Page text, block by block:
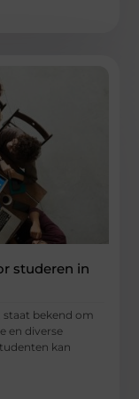
studeren in
bekend om
en diverse
kan